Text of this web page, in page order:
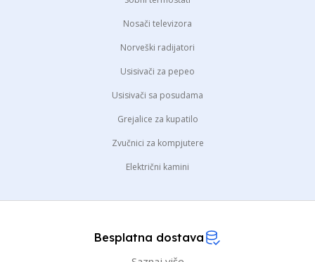
Nosači televizora
Norveški radijatori
Usisivači za pepeo
Usisivači sa posudama
Grejalice za kupatilo
Zvučnici za kompjutere
Električni kamini
Besplatna dostava